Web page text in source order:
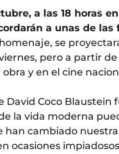
a las 18 horas
a unas de
se
pero a partir de
y en el cine
David Coco Blaustein
la vida moderna
han cambiado
ocasiones